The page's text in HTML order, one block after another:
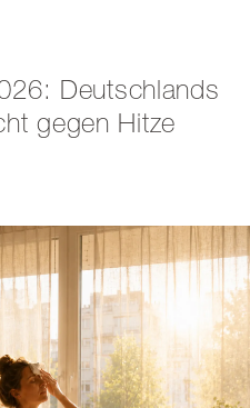
Deutschlands
gegen Hitze